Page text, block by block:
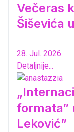
Večeras
Šiševića
28. Jul. 2026.
Detaljnije...
formata”
Leković”